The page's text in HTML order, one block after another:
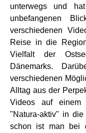
unterwegs und
unbefangenen
verschiedenen
Reise in die
Vielfalt der
Dänemarks.
verschiedenen
Alltag aus der
Videos auf einem
"Natura-aktiv" in
schon ist man bei